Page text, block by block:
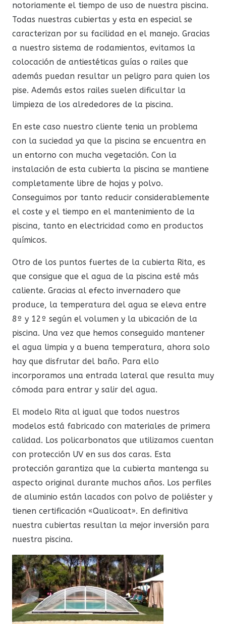
notoriamente el tiempo de uso de nuestra piscina.
Todas nuestras cubiertas y esta en especial se
caracterizan por su facilidad en el manejo. Gracias
a nuestro sistema de rodamientos, evitamos la
colocación de antiestéticas guías o railes que
además puedan resultar un peligro para quien los
pise. Además estos railes suelen dificultar la
limpieza de los alrededores de la piscina.
En este caso nuestro cliente tenia un problema
con la suciedad ya que la piscina se encuentra en
un entorno con mucha vegetación. Con la
instalación de esta cubierta la piscina se mantiene
completamente libre de hojas y polvo.
Conseguimos por tanto reducir considerablemente
el coste y el tiempo en el mantenimiento de la
piscina, tanto en electricidad como en productos
químicos.
Otro de los puntos fuertes de la cubierta Rita, es
que consigue que el agua de la piscina esté más
caliente. Gracias al efecto invernadero que
produce, la temperatura del agua se eleva entre
8º y 12º según el volumen y la ubicación de la
piscina. Una vez que hemos conseguido mantener
el agua limpia y a buena temperatura, ahora solo
hay que disfrutar del baño. Para ello
incorporamos una entrada lateral que resulta muy
cómoda para entrar y salir del agua.
El modelo Rita al igual que todos nuestros
modelos está fabricado con materiales de primera
calidad. Los policarbonatos que utilizamos cuentan
con protección UV en sus dos caras. Esta
protección garantiza que la cubierta mantenga su
aspecto original durante muchos años. Los perfiles
de aluminio están lacados con polvo de poliéster y
tienen certificación «Qualicoat». En definitiva
nuestra cubiertas resultan la mejor inversión para
nuestra piscina.